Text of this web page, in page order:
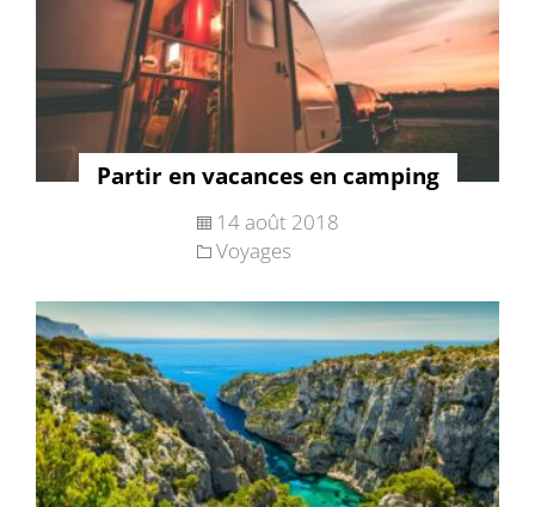
Partir en vacances en camping
14 août 2018
Voyages